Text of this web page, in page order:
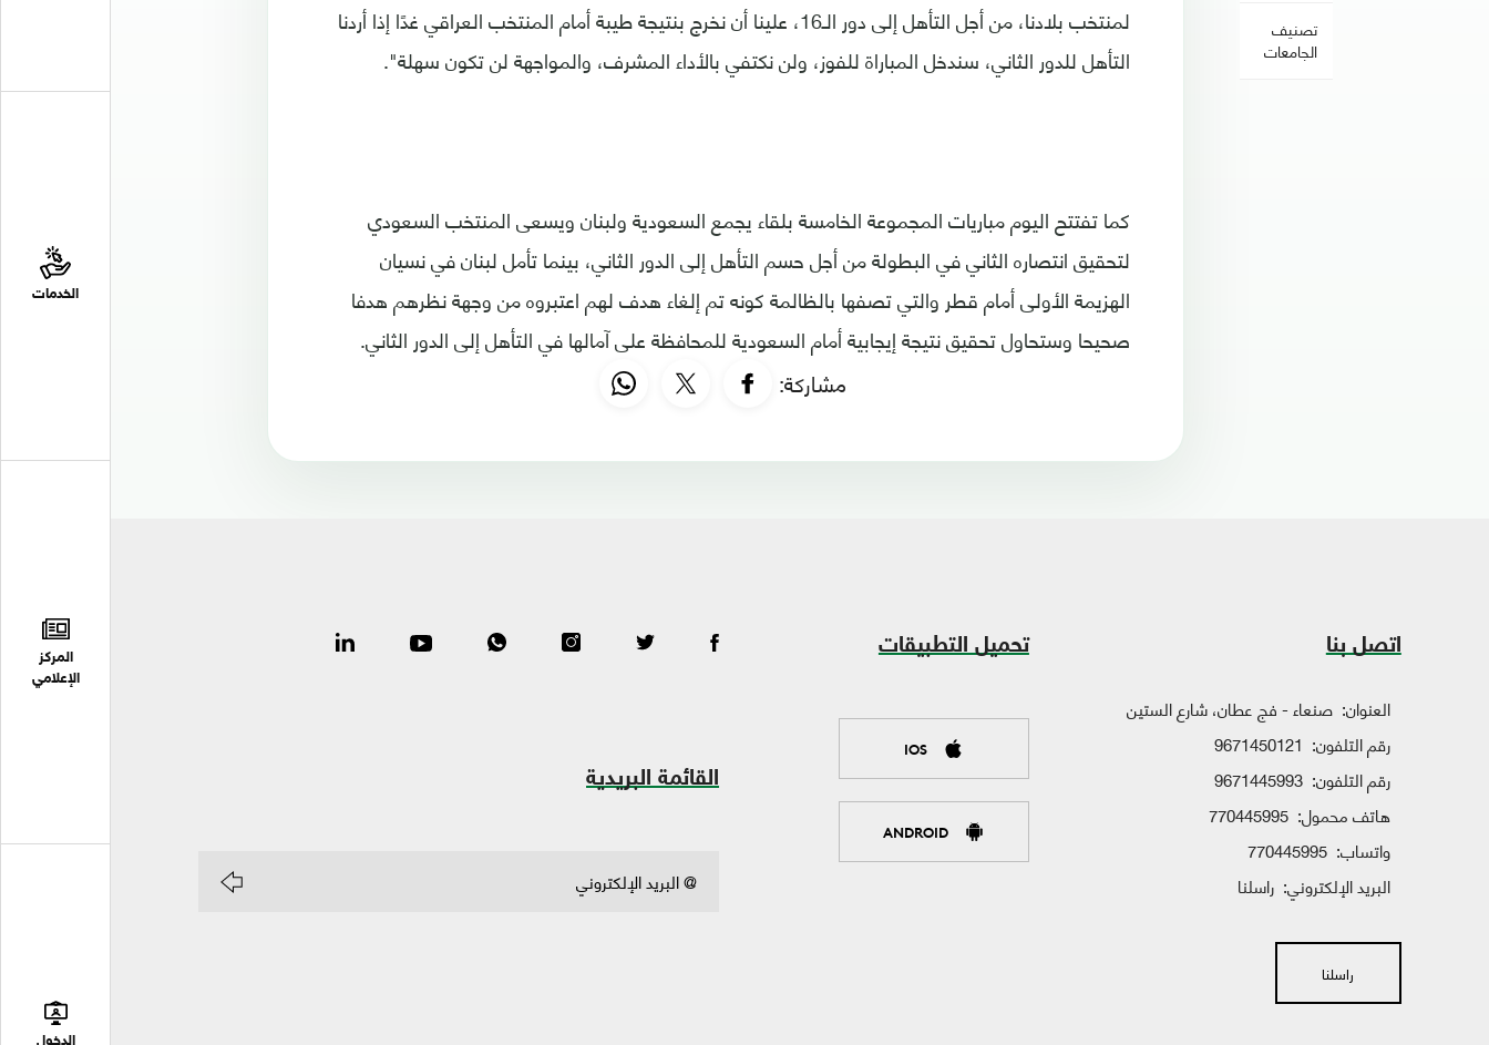
الخدمات
المركز
الإعلامي
تصنيف
الجامعات
لمنتخب بلادنا، من أجل التأهل إلى دور الـ16، علينا أن نخرج بنتيجة طيبة أمام المنتخب العراقي غدًا إذا أردنا
التأهل للدور الثاني، سندخل المباراة للفوز، ولن نكتفي بالأداء المشرف، والمواجهة لن تكون سهلة".
كما تفتتح اليوم مباريات المجموعة الخامسة بلقاء يجمع السعودية ولبنان ويسعى المنتخب السعودي
لتحقيق انتصاره الثاني في البطولة من أجل حسم التأهل إلى الدور الثاني، بينما تأمل لبنان في نسيان
الهزيمة الأولى أمام قطر والتي تصفها بالظالمة كونه تم إلغاء هدف لهم اعتبروه من وجهة نظرهم هدفا
صحيحا وستحاول تحقيق نتيجة إيجابية أمام السعودية للمحافظة على آمالها في التأهل إلى الدور الثاني.
مشاركة:
اتصل بنا
العنوان: صنعاء - فج عطان، شارع الستين
رقم التلفون: 9671450121
رقم التلفون: 9671445993
هاتف محمول: 770445995
واتساب: 770445995
البريد الإلكتروني: راسلنا
راسلنا
تحميل التطبيقات
IOS
ANDROID
القائمة البريدية